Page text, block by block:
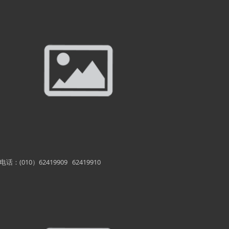
话：(010）62419909 62419910